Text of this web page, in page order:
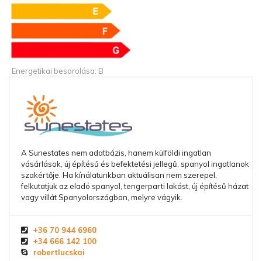
Energetikai besorolása: B
A Sunestates nem adatbázis, hanem külföldi ingatlan
vásárlások, új építésű és befektetési jellegű, spanyol ingatlanok
szakértője. Ha kínálatunkban aktuálisan nem szerepel,
felkutatjuk az eladó spanyol, tengerparti lakást, új építésű házat
vagy villát Spanyolországban, melyre vágyik.
+36 70 944 6960
+34 666 142 100
robertlucskai